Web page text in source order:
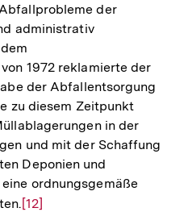
der
administrativ
1972 reklamierte der
der Abfallentsorgung
zu diesem Zeitpunkt
in der
und mit der Schaffung
Deponien und
ordnungsgemäße
Zur
[12]